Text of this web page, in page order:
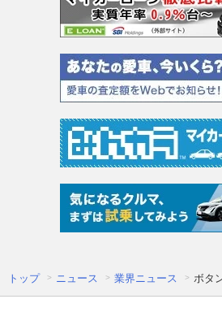
トップ ニュース 業界ニュース ボタ